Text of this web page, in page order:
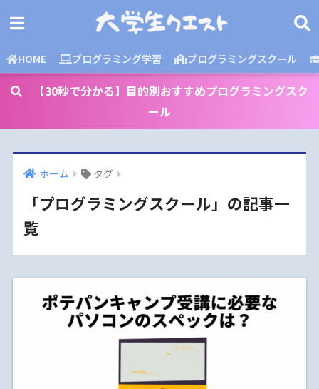
HOME プログラミング学習 プログラミングスクール
【30秒で分かる】目的別おすすめプログラミングスク
ール
ホーム タグ
「プログラミングスクール」の記事一
覧